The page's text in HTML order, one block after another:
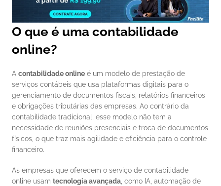
O que é uma contabilidade
online?
A contabilidade online é um modelo de prestação de
serviços contábeis que usa plataformas digitais para o
gerenciamento de documentos fiscais, relatórios financeiros
e obrigações tributárias das empresas. Ao contrário da
contabilidade tradicional, esse modelo não tem a
necessidade de reuniões presenciais e troca de documentos
físicos, o que traz mais agilidade e eficiência para o controle
financeiro.
As empresas que oferecem o serviço de contabilidade
online usam tecnologia avançada, como IA, automação de